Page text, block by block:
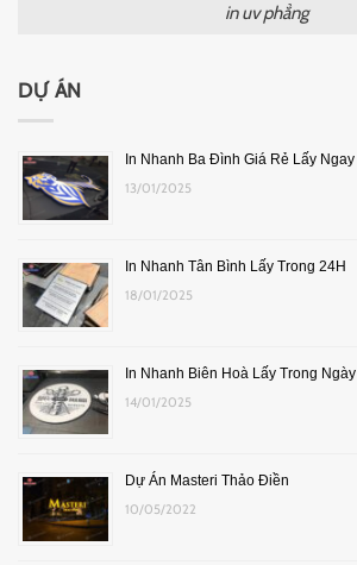
in uv phẳng
DỰ ÁN
In Nhanh Ba Đình Giá Rẻ Lấy Ngay
13/01/2025
In Nhanh Tân Bình Lấy Trong 24H
18/01/2025
In Nhanh Biên Hoà Lấy Trong Ngày
14/01/2025
Dự Án Masteri Thảo Điền
10/05/2022